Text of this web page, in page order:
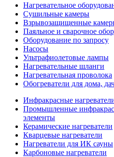
Нагревательное
Сушильные камеры
Взрывозащищенные
Паяльное и сварочное
Оборудование по запросу
Насосы
Ультрафиолетовые лампы
Нагревательные шланги
Нагревательная проволока
Обогреватели для дома,
Инфракрасные
Промышленные
элементы
Керамические нагреватели
Кварцевые нагреватели
Нагреватели для ИК сауны
Карбоновые нагреватели